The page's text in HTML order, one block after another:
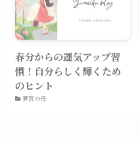
春分からの運気アップ習
慣！自分らしく輝くため
のヒント
夢育の母